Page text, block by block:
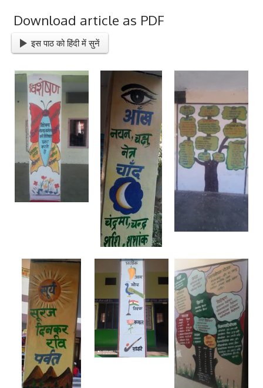
Download article as PDF
इस पाठ को हिंदी में सुनें